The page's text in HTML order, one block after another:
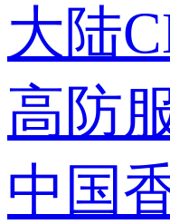
大陆
高防
中国